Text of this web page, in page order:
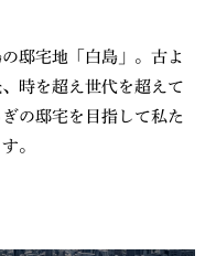
邸宅地「白島」。古よ
時を超え世代を超えて
の邸宅を目指して私た
。